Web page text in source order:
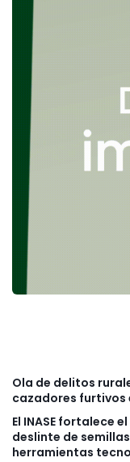
Ola de delitos
cazadores furtivos
El INASE fortalece
deslinte de
herramientas